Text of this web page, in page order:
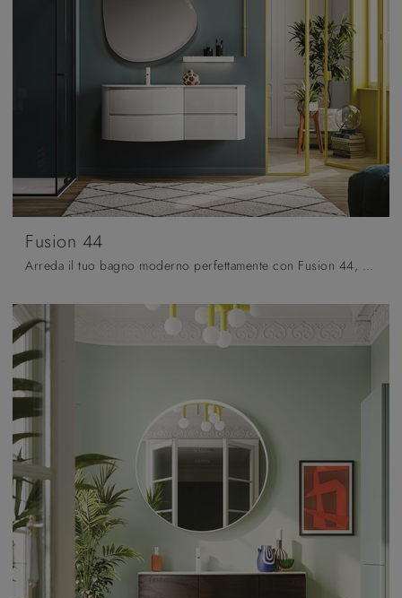
Fusion 44
Arreda il tuo bagno moderno perfettamente con Fusion 44, mobili bagno sospesi e accessori in laccato lucido di Arbi.